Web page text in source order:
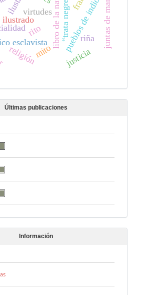
virtudes
esclavista
“trata negrera”
pueblos de indios
justicia
riña
religión
rito
mito
Últimas publicaciones
Información